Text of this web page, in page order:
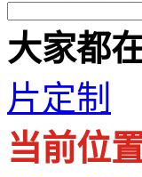
大家都在
片定制
当前位